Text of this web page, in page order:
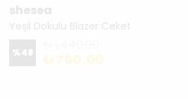
shesea
Yeşil Dokulu Blazer Ceket
%48 ₺ 750.00